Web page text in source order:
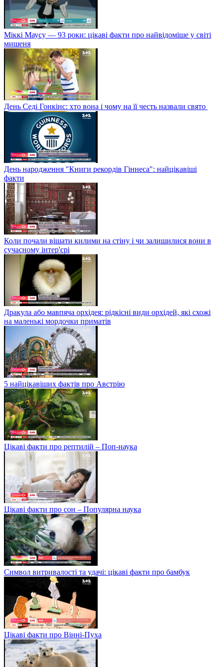
Міккі Маусу — 93 роки: цікаві факти про найвідоміше у світі
мишеня
День Седі Гонкінс: хто вона і чому на її честь назвали свято
День народження "Книги рекордів Гіннеса": найцікавіші
факти
Коли почали вішати килими на стіну і чи залишилися вони в
сучасному інтер'єрі
Дракула або мавпяча орхідея: рідкісні види орхідей, які схожі
на маленькі мордочки приматів
5 найцікавіших фактів про Австрію
Цікаві факти про рептилій – Поп-наука
Цікаві факти про сон – Популярна наука
Символ витривалості та удачі: цікаві факти про бамбук
Цікаві факти про Вінні-Пуха